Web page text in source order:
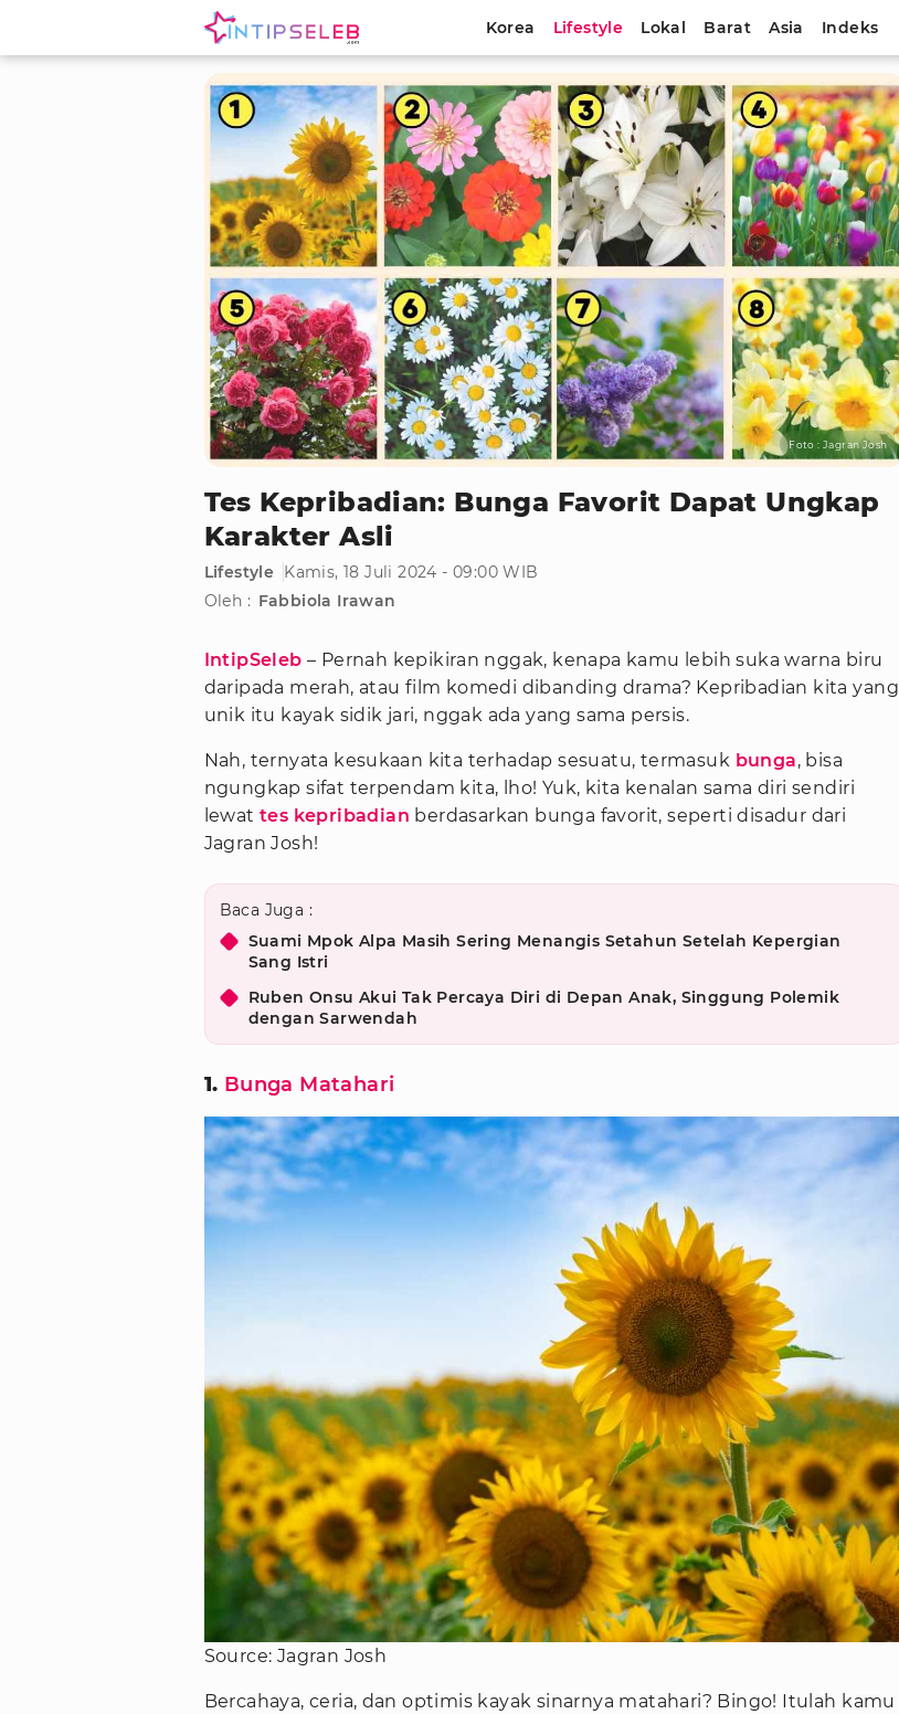
Korea Lifestyle Lokal Barat Asia Indeks
Foto : Jagran Josh
Tes Kepribadian: Bunga Favorit Dapat Ungkap
Karakter Asli
Lifestyle
Kamis, 18 Juli 2024 - 09:00 WIB
Oleh : Fabbiola Irawan
IntipSeleb – Pernah kepikiran nggak, kenapa kamu lebih suka warna biru
daripada merah, atau film komedi dibanding drama? Kepribadian kita yang
unik itu kayak sidik jari, nggak ada yang sama persis.
Nah, ternyata kesukaan kita terhadap sesuatu, termasuk bunga, bisa
ngungkap sifat terpendam kita, lho! Yuk, kita kenalan sama diri sendiri
lewat tes kepribadian berdasarkan bunga favorit, seperti disadur dari
Jagran Josh!
Baca Juga :
Suami Mpok Alpa Masih Sering Menangis Setahun Setelah Kepergian
Sang Istri
Ruben Onsu Akui Tak Percaya Diri di Depan Anak, Singgung Polemik
dengan Sarwendah
1. Bunga Matahari
Source: Jagran Josh
Bercahaya, ceria, dan optimis kayak sinarnya matahari? Bingo! Itulah kamu